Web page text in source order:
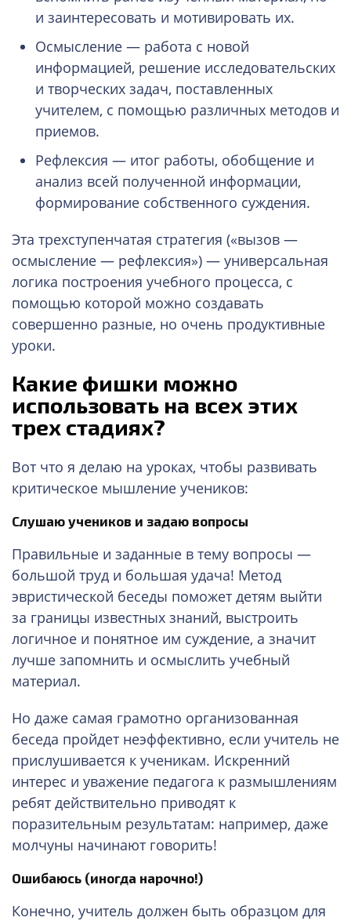
и заинтересовать и мотивировать их.
Осмысление — работа с новой
информацией, решение исследовательских
и творческих задач, поставленных
учителем, с помощью различных методов и
приемов.
Рефлексия — итог работы, обобщение и
анализ всей полученной информации,
формирование собственного суждения.
Эта трехступенчатая стратегия («вызов —
осмысление — рефлексия») — универсальная
логика построения учебного процесса, с
помощью которой можно создавать
совершенно разные, но очень продуктивные
уроки.
Какие фишки можно
использовать на всех этих
трех стадиях?
Вот что я делаю на уроках, чтобы развивать
критическое мышление учеников:
Слушаю учеников и задаю вопросы
Правильные и заданные в тему вопросы —
большой труд и большая удача! Метод
эвристической беседы поможет детям выйти
за границы известных знаний, выстроить
логичное и понятное им суждение, а значит
лучше запомнить и осмыслить учебный
материал.
Но даже самая грамотно организованная
беседа пройдет неэффективно, если учитель не
прислушивается к ученикам. Искренний
интерес и уважение педагога к размышлениям
ребят действительно приводят к
поразительным результатам: например, даже
молчуны начинают говорить!
Ошибаюсь (иногда нарочно!)
Конечно, учитель должен быть образцом для